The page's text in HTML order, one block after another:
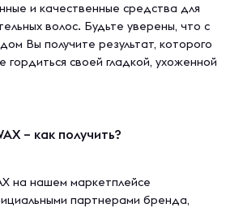
и качественные средства для
волос. Будьте уверены, что с
Вы получите результат, которого
гордиться своей гладкой, ухоженной
– как получить?
на нашем маркетплейсе
партнерами бренда,